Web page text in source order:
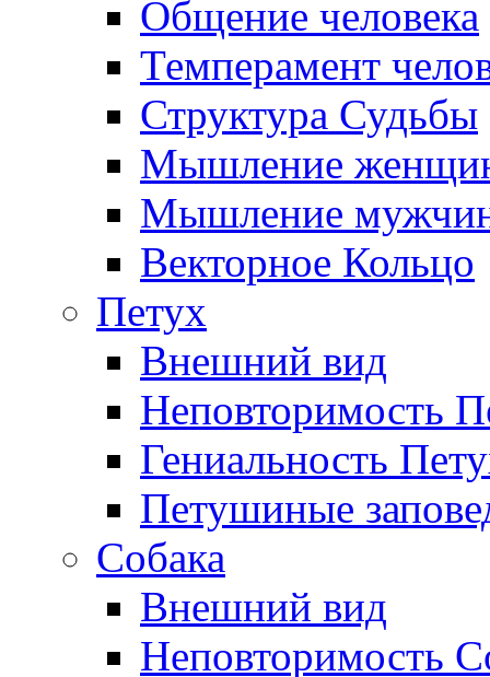
Общение человека
Темперамент
Структура Судьбы
Мышление
Мышление
Векторное Кольцо
Петух
Внешний вид
Неповторимость
Гениальность
Петушиные
Собака
Внешний вид
Неповторимость